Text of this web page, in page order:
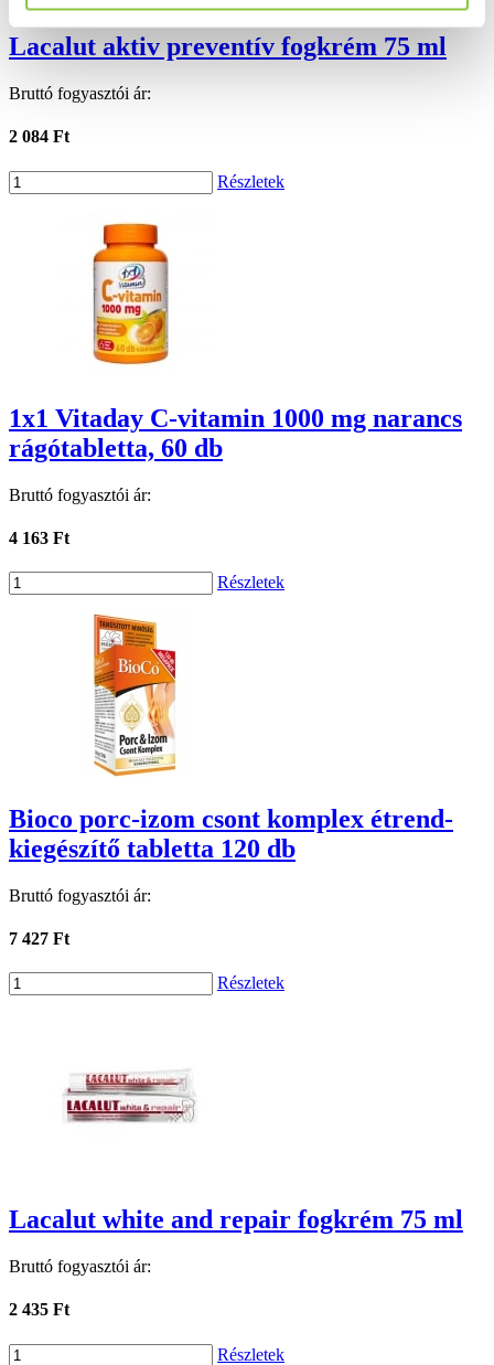
Lacalut aktiv preventív fogkrém 75 ml
Bruttó fogyasztói ár:
2 084 Ft
Részletek
1x1 Vitaday C-vitamin 1000 mg narancs
rágótabletta, 60 db
Bruttó fogyasztói ár:
4 163 Ft
Részletek
Bioco porc-izom csont komplex étrend-
kiegészítő tabletta 120 db
Bruttó fogyasztói ár:
7 427 Ft
Részletek
Lacalut white and repair fogkrém 75 ml
Bruttó fogyasztói ár:
2 435 Ft
Részletek